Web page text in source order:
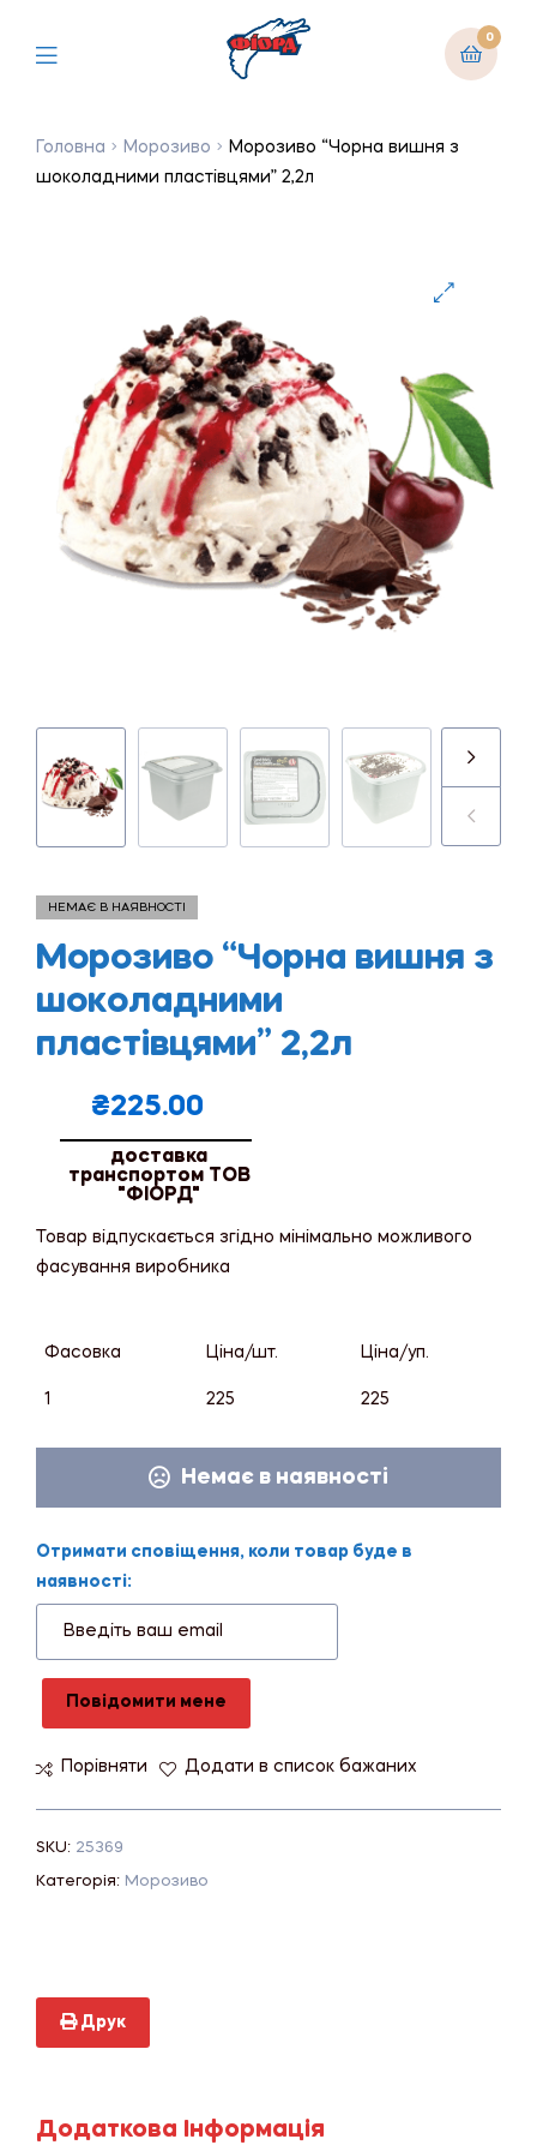
0
Головна Морозиво
Морозиво “Чорна вишня з
шоколадними пластівцями” 2,2л
НЕМАЄ В НАЯВНОСТІ
Морозиво “Чорна вишня з
шоколадними
пластівцями” 2,2л
₴225.00
доставка
транспортом ТОВ
"ФІОРД"
Товар відпускається згідно мінімально можливого
фасування виробника
Фасовка Ціна/шт. Ціна/уп.
1 225 225
Немає в наявності
Отримати сповіщення, коли товар буде в
наявності:
Повідомити мене
Порівняти Додати в список бажаних
SKU: 25369
Категорія: Морозиво
Друк
Додаткова Інформація